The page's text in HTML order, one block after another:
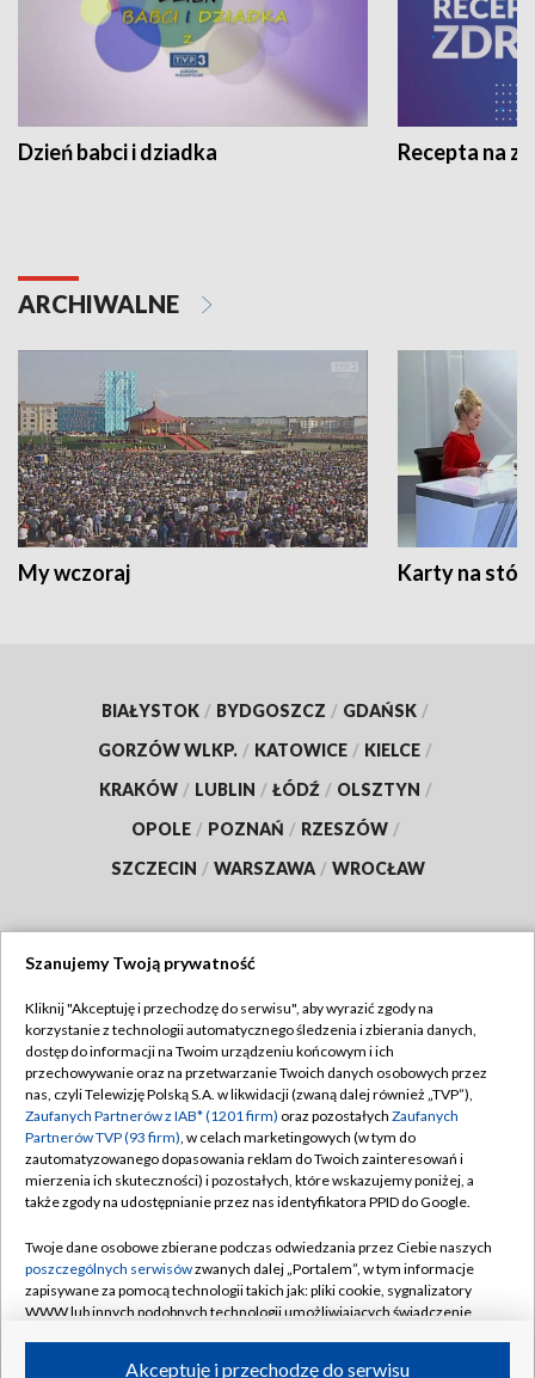
Dzień babci i dziadka Recepta na
ARCHIWALNE
My wczoraj Karty na
BIAŁYSTOK / BYDGOSZCZ / GDAŃSK /
GORZÓW WLKP. / KATOWICE / KIELCE /
KRAKÓW / LUBLIN / ŁÓDŹ / OLSZTYN /
OPOLE / POZNAŃ / RZESZÓW /
SZCZECIN / WARSZAWA / WROCŁAW
TVP
Abonament TVP
Emisja w TVP
Centrum informacji TVP
Naziemna Telewizja Cyfrowa
Rada Programowa
System NOS
Informacje o nadawcy
Regulamin TVP
Polityka prywatności
Moje zgody
Pomoc
Kontakt
Kanały
Szanujemy Twoją prywatność
Kliknij "Akceptuję i przechodzę do serwisu", aby wyrazić zgody na
korzystanie z technologii automatycznego śledzenia i zbierania danych,
dostęp do informacji na Twoim urządzeniu końcowym i ich
przechowywanie oraz na przetwarzanie Twoich danych osobowych przez
nas, czyli Telewizję Polską S.A. w likwidacji (zwaną dalej również „TVP”),
Zaufanych Partnerów z IAB* (1201 firm) oraz pozostałych Zaufanych
Partnerów TVP (93 firm), w celach marketingowych (w tym do
zautomatyzowanego dopasowania reklam do Twoich zainteresowań i
mierzenia ich skuteczności) i pozostałych, które wskazujemy poniżej, a
także zgody na udostępnianie przez nas identyfikatora PPID do Google.
Twoje dane osobowe zbierane podczas odwiedzania przez Ciebie naszych
poszczególnych serwisówzwanych dalej „Portalem”, w tym informacje
zapisywane za pomocą technologii takich jak: pliki cookie, sygnalizatory
WWW lub innych podobnych technologii umożliwiających świadczenie
Akceptuję i przechodzę do serwisu